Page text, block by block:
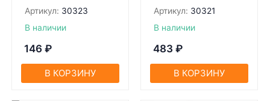
Артикул: 30323
В наличии
146 ₽
В КОРЗИНУ
Артикул: 30321
В наличии
483 ₽
В КОРЗИНУ